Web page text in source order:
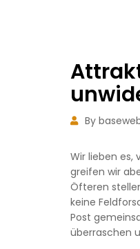
By
Wir lieben es,
greifen wir
Öfteren
keine
Post
überraschen